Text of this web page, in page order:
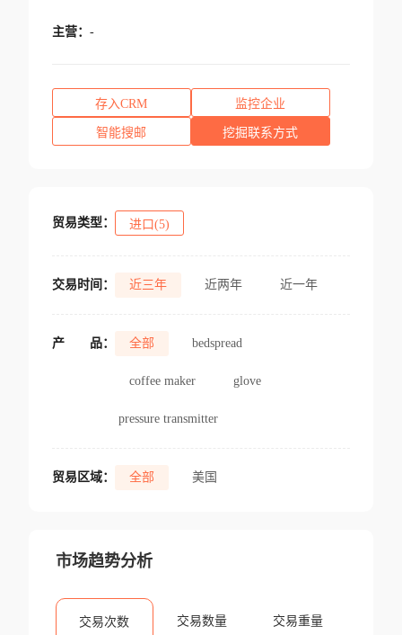
主营： -
存入CRM 监控企业
智能搜邮 挖掘联系方式
贸易类型： 进口(5)
交易时间： 近三年 近两年 近一年
产 品： 全部 bedspread
coffee maker glove
pressure transmitter
贸易区域： 全部 美国
市场趋势分析
交易次数 交易数量 交易重量